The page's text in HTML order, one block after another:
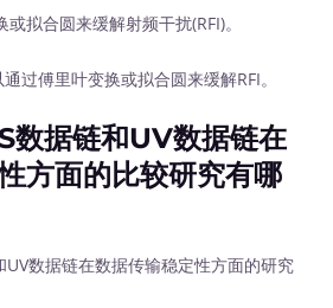
合圆来缓解射频干扰(RFI)。
傅里叶变换或拟合圆来缓解RFI。
据链和UV数据链在
方面的比较研究有哪
数据链在数据传输稳定性方面的研究